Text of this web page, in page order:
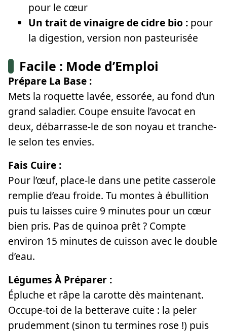
pour le cœur
Un trait de vinaigre de cidre bio : pour
la digestion, version non pasteurisée
Facile : Mode d’Emploi
Prépare La Base :
Mets la roquette lavée, essorée, au fond d’un
grand saladier. Coupe ensuite l’avocat en
deux, débarrasse-le de son noyau et tranche-
le selon tes envies.
Fais Cuire :
Pour l’œuf, place-le dans une petite casserole
remplie d’eau froide. Tu montes à ébullition
puis tu laisses cuire 9 minutes pour un cœur
bien pris. Pas de quinoa prêt ? Compte
environ 15 minutes de cuisson avec le double
d’eau.
Légumes À Préparer :
Épluche et râpe la carotte dès maintenant.
Occupe-toi de la betterave cuite : la peler
prudemment (sinon tu termines rose !) puis